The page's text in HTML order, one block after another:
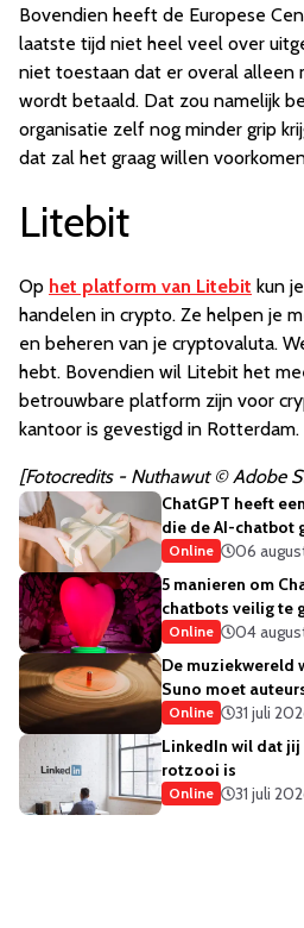
Bovendien heeft de Europese
laatste tijd niet heel veel over
niet toestaan dat er overal alleen
wordt betaald. Dat zou namelijk
organisatie zelf nog minder grip
dat zal het graag willen
Litebit
Op het platform van Litebit kun
handelen in crypto. Ze helpen je
en beheren van je cryptovaluta.
hebt. Bovendien wil Litebit het
betrouwbare platform zijn voor
kantoor is gevestigd in Rotterdam.
[Fotocredits - Nuthawut © Adobe
ChatGPT heeft
die de AI-chatbot
Online
06
5 manieren om
chatbots veilig te
Online
04
De muziekwereld
Suno moet
Online
31 juli
LinkedIn wil dat
rotzooi is
Online 31 juli